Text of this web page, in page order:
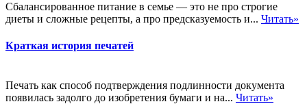
Сбалансированное питание в семье — это не про строгие
диеты и сложные рецепты, а про предсказуемость и... Читать»
Краткая история печатей
Печать как способ подтверждения подлинности документа
появилась задолго до изобретения бумаги и на... Читать»